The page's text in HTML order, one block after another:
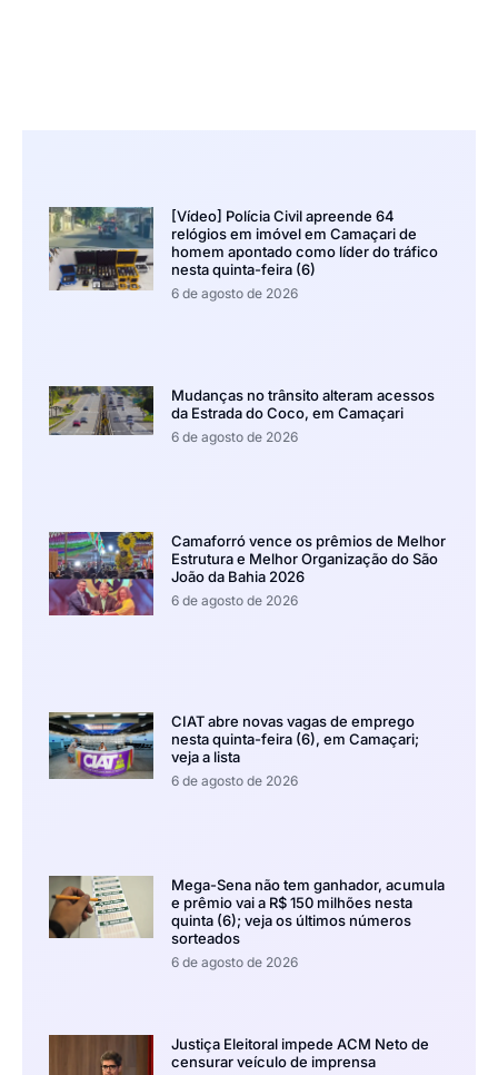
[Vídeo] Polícia Civil apreende 64
relógios em imóvel em Camaçari de
homem apontado como líder do tráfico
nesta quinta-feira (6)
6 de agosto de 2026
Mudanças no trânsito alteram acessos
da Estrada do Coco, em Camaçari
6 de agosto de 2026
Camaforró vence os prêmios de Melhor
Estrutura e Melhor Organização do São
João da Bahia 2026
6 de agosto de 2026
CIAT abre novas vagas de emprego
nesta quinta-feira (6), em Camaçari;
veja a lista
6 de agosto de 2026
Mega-Sena não tem ganhador, acumula
e prêmio vai a R$ 150 milhões nesta
quinta (6); veja os últimos números
sorteados
6 de agosto de 2026
Justiça Eleitoral impede ACM Neto de
censurar veículo de imprensa